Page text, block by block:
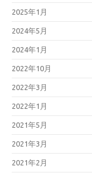
2025年1月
2024年5月
2024年1月
2022年10月
2022年3月
2022年1月
2021年5月
2021年3月
2021年2月